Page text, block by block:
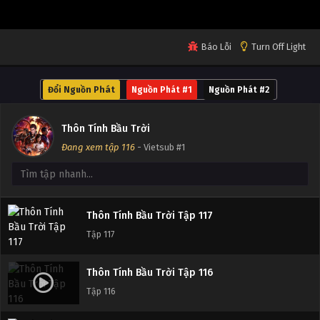
Báo Lỗi Turn Off Light
Đổi Nguồn Phát Nguồn Phát #1 Nguồn Phát #2
Thôn Tính Bầu Trời
Đang xem tập 116 - Vietsub #1
Thôn Tính Bầu Trời Tập 120
Thôn Tính Bầu Trời Tập 119
Tập 118
Thôn Tính Bầu Trời Tập 117
Tập 117
Thôn Tính Bầu Trời Tập 116
Tập 116